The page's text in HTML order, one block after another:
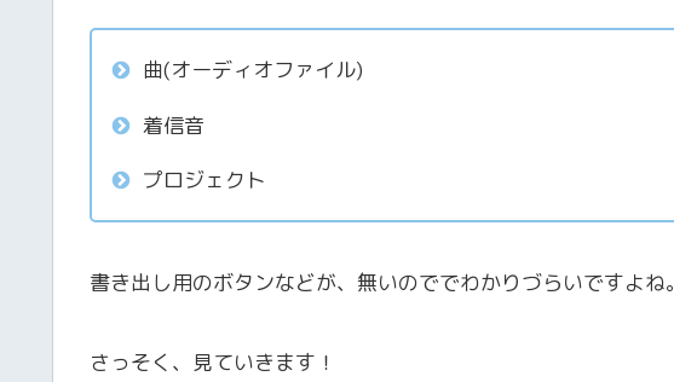
曲(オーディオファイル)
着信音
プロジェクト
書き出し用のボタンなどが、無いのででわかりづらいですよね。
さっそく、見ていきます！